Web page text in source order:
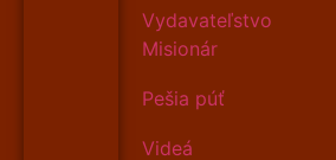
Vydavateľstvo
Misionár
Pešia púť
Videá